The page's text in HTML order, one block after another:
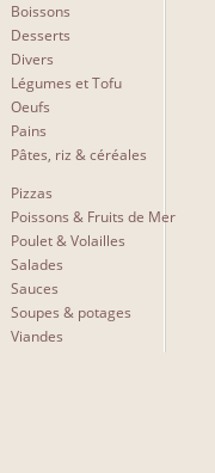
Boissons
Desserts
Divers
Légumes et Tofu
Oeufs
Pains
Pâtes, riz & céréales
Pizzas
Poissons & Fruits de Mer
Poulet & Volailles
Salades
Sauces
Soupes & potages
Viandes